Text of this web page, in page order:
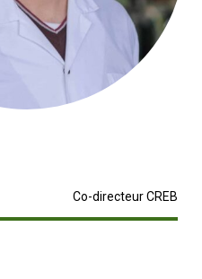
Co-directeur CREB